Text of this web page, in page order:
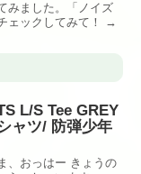
みました。「ノイズ
ェックしてみて！ →
L/S Tee GREY
ャツ/ 防弾少年
、おっはー きょうの